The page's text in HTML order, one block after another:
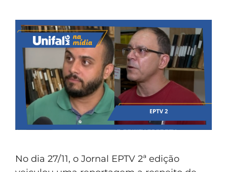
No dia 27/11, o Jornal EPTV 2ª edição